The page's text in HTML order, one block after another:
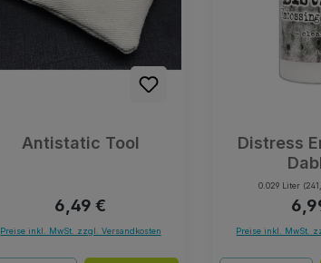
Antistatic Tool
Regulärer Preis:
6,49 €
Preise inkl. MwSt. zzgl. Versandkosten
Distress
0.029 Liter
Preise inkl. MwSt.